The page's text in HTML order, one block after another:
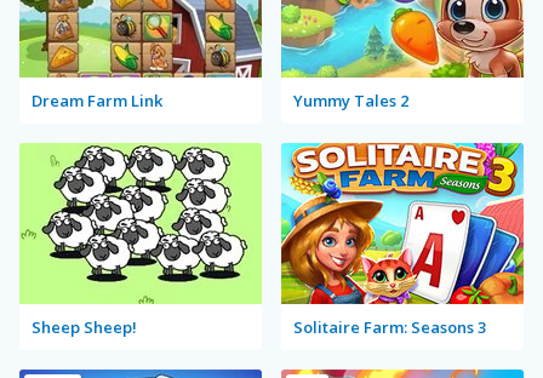
Dream Farm Link Yummy Tales 2
Sheep Sheep! Solitaire Farm: Seasons 3